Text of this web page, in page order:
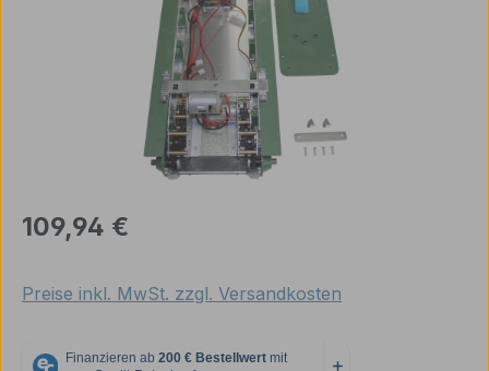
Regulärer Preis:
109,94 €
Preise inkl. MwSt. zzgl. Versandkosten